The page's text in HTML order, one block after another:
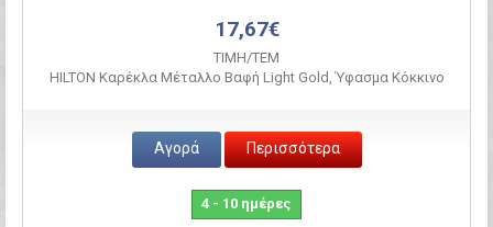
17,67€
ΤΙΜH/ΤΕΜ
HILTON Καρέκλα Μέταλλο Βαφή Light Gold, Ύφασμα Κόκκινο
Αγορά Περισσότερα
4 - 10 ημέρες